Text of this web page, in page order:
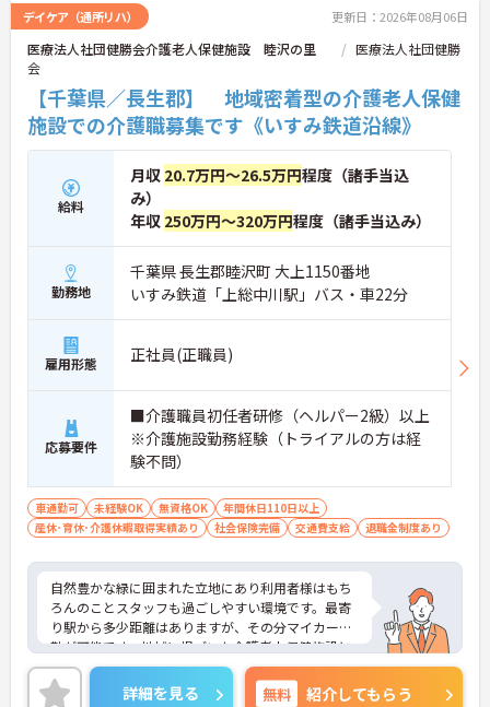
デイケア（通所リハ） 更新日：2026年08月06日
医療法人社団健勝会介護老人保健施設 睦沢の里
医療法人社団健勝
会
【千葉県／長生郡】 地域密着型の介護老人保健
施設での介護職募集です《いすみ鉄道沿線》
給料
月収 20.7万円～26.5万円程度（諸手当込
み）
年収 250万円～320万円程度（諸手当込み）
勤務地
千葉県 長生郡睦沢町 大上1150番地
いすみ鉄道「上総中川駅」バス・車22分
雇用形態 正社員(正職員)
応募要件
■介護職員初任者研修（ヘルパー2級）以上
※介護施設勤務経験（トライアルの方は経
験不問）
車通勤可 未経験OK 無資格OK
年間休日110日以上
産休･育休･介護休暇取得実績あり
社会保険完備 交通費支給 退職金制度あり
自然豊かな緑に囲まれた立地にあり利用者様はもち
ろんのことスタッフも過ごしやすい環境です。最寄
り駅から多少距離はありますが、その分マイカー通
勤が可能です。地域に根づいた介護老人保健施設と
して地域に貢献しております。ご興味のある方はお
気軽にお問い合わせ下さいませ。
詳細を見る 無料 紹介してもらう